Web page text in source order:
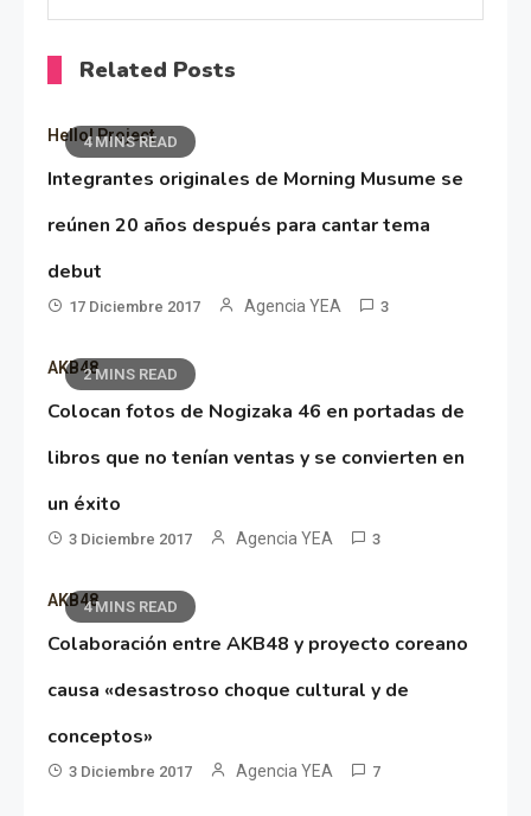
Related Posts
4 MINS READ
Hello! Project
Integrantes originales de Morning Musume se
reúnen 20 años después para cantar tema
debut
17 Diciembre 2017 Agencia YEA 3
2 MINS READ
AKB48
Colocan fotos de Nogizaka 46 en portadas de
libros que no tenían ventas y se convierten en
un éxito
3 Diciembre 2017 Agencia YEA 3
4 MINS READ
AKB48
Colaboración entre AKB48 y proyecto coreano
causa «desastroso choque cultural y de
conceptos»
3 Diciembre 2017 Agencia YEA 7